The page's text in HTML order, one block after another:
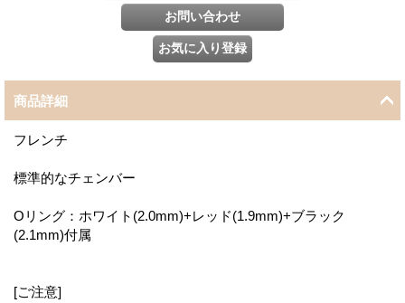
商品詳細
フレンチ
標準的なチェンバー
Oリング：ホワイト(2.0mm)+レッド(1.9mm)+ブラック
(2.1mm)付属
[ご注意]